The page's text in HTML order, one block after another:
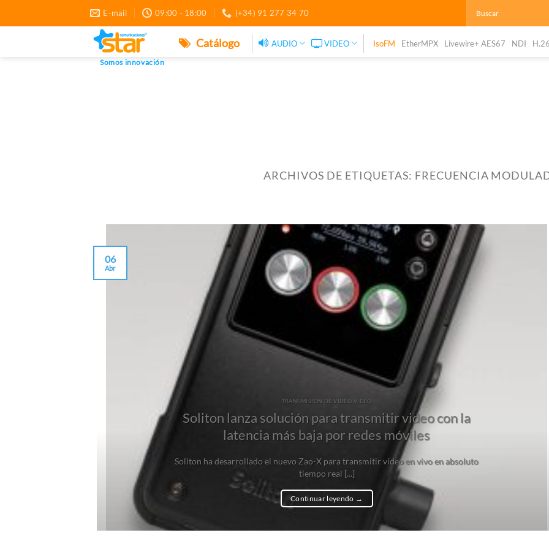
contenido
E-mail 09:00 - 18:00 (+34) 91 277 34 70
Somos innovación
Catálogo AUDIO VIDEO IsoFM EtherMPX Livewire+ AES67 NDI
ARCHIVOS DE ETIQUETAS: FRECUENCIA
TRANSMISIÓN DE VÍDEO VÍDEO
Soliton lanza solución para transmitir video con la
latencia más baja por redes móviles
Soliton ha desarrollado el nuevo Zao-X para transmitir vídeo en vivo en absoluto
tiempo real [...]
Continuar leyendo →
06
Abr